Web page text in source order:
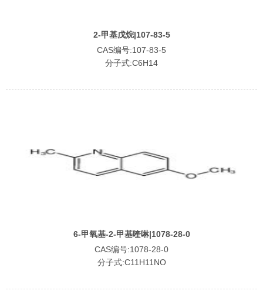
2-甲基戊烷|107-83-5
CAS编号:107-83-5
分子式:C6H14
6-甲氧基-2-甲基喹啉|1078-28-0
CAS编号:1078-28-0
分子式:C11H11NO